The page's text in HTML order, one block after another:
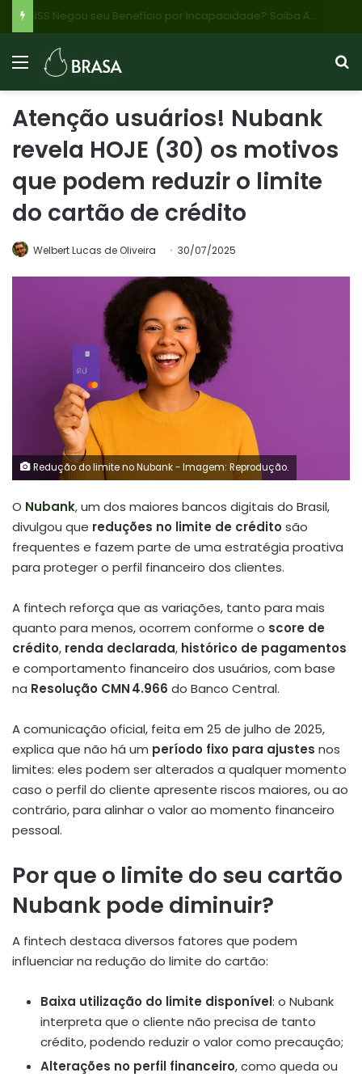
Atenção usuários! Nubank
revela HOJE (30) os motivos
que podem reduzir o limite
do cartão de crédito
Welbert Lucas de Oliveira 30/07/2025
Redução do limite no Nubank - Imagem: Reprodução.
O Nubank, um dos maiores bancos digitais do Brasil,
divulgou que reduções no limite de crédito são
frequentes e fazem parte de uma estratégia proativa
para proteger o perfil financeiro dos clientes.
A fintech reforça que as variações, tanto para mais
quanto para menos, ocorrem conforme o score de
crédito, renda declarada, histórico de pagamentos
e comportamento financeiro dos usuários, com base
na Resolução CMN 4.966 do Banco Central.
A comunicação oficial, feita em 25 de julho de 2025,
explica que não há um período fixo para ajustes nos
limites: eles podem ser alterados a qualquer momento
caso o perfil do cliente apresente riscos maiores, ou ao
contrário, para alinhar o valor ao momento financeiro
pessoal.
Por que o limite do seu cartão
Nubank pode diminuir?
A fintech destaca diversos fatores que podem
influenciar na redução do limite do cartão:
Baixa utilização do limite disponível: o Nubank
interpreta que o cliente não precisa de tanto
crédito, podendo reduzir o valor como precaução;
Alterações no perfil financeiro, como queda ou